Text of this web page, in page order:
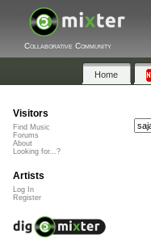
Collaborative Community
Home
Visitors
Find Music
Forums
About
Looking for...?
Artists
Log In
Register